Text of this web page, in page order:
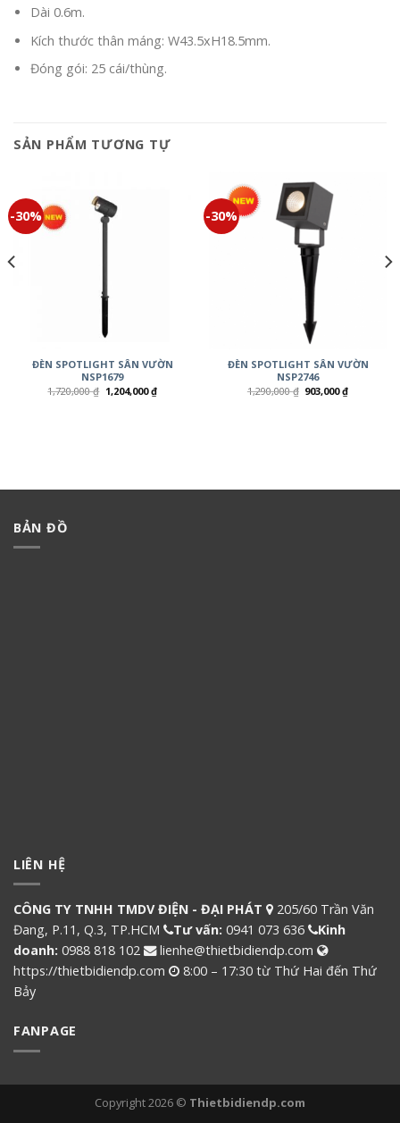
Dài 0.6m.
Kích thước thân máng: W43.5xH18.5mm.
Đóng gói: 25 cái/thùng.
SẢN PHẨM TƯƠNG TỰ
-30%
ĐÈN SPOTLIGHT SÂN VƯỜN
NSP1679
1,720,000₫ 1,204,000₫
-30%
ĐÈN SPOTLIGHT SÂN VƯỜN
NSP2746
1,290,000₫ 903,000₫
BẢN ĐỒ
LIÊN HỆ
CÔNG TY TNHH TMDV ĐIỆN - ĐẠI PHÁT
205/60 Trần Văn
Đang, P.11, Q.3, TP.HCM
Tư vấn: 0941 073 636
Kinh
doanh: 0988 818 102
lienhe@thietbidiendp.com
https://thietbidiendp.com
8:00 – 17:30 từ Thứ Hai đến Thứ
Bảy
FANPAGE
Copyright 2026 © Thietbidiendp.com